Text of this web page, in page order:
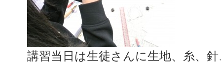
講習当日は生徒さんに生地、糸、